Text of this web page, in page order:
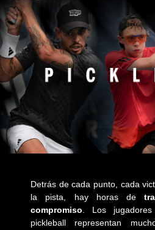
Detrás de cada punto, cada
la pista, hay horas de
compromiso . Los
pickleball representan